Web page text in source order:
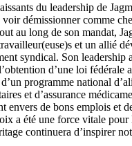
du leadership de
voir démissionner comme
au long de son mandat,
et un allié
syndical. Son leadership
d’une loi fédérale
programme national
et d’assurance
envers de bons emplois et
a été une force vitale pour
continuera d’inspirer